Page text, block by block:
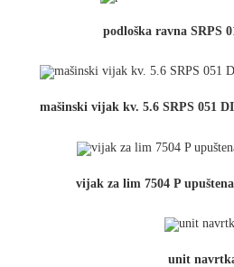
podloška ravna SRPS
mašinski vijak kv. 5.6 SRPS 051
vijak za lim 7504 P
unit